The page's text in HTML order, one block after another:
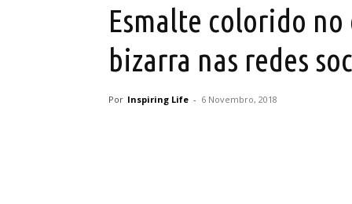
Esmalte colorido
bizarra nas redes
Por Inspiring Life - 6 Novembro, 2018